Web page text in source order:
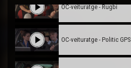
OC-veituratge - Rugbi
OC-veituratge - Politic GPS